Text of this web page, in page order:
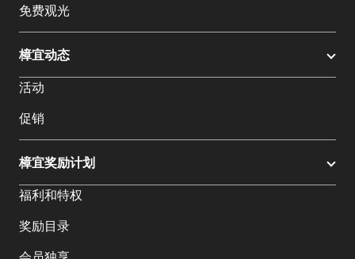
免费观光
樟宜动态
活动
促销
樟宜奖励计划
福利和特权
奖励目录